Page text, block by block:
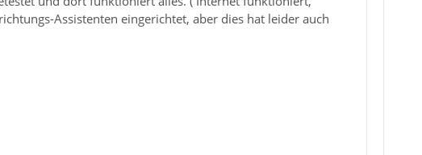
Assistenten eingerichtet, aber dies hat leider auch